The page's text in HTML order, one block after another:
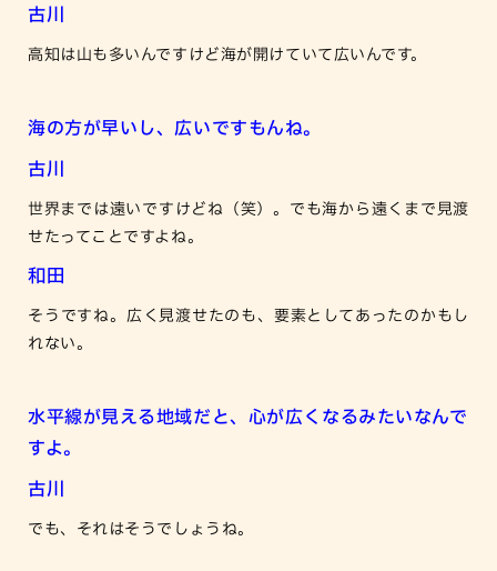
古川
高知は山も多いんですけど海が開けていて広いんです。
海の方が早いし、広いですもんね。
古川
世界までは遠いですけどね（笑）。でも海から遠くまで見渡
せたってことですよね。
和田
そうですね。広く見渡せたのも、要素としてあったのかもし
れない。
水平線が見える地域だと、心が広くなるみたいなんで
すよ。
古川
でも、それはそうでしょうね。